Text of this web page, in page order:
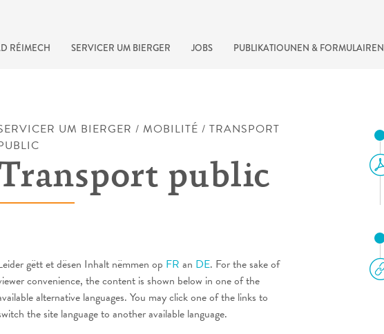
RÉIMECH SERVICER UM BIERGER JOBS PUBLIKATIOUNEN & FORMULAIREN
UM BIERGER / MOBILITÉ / TRANSPORT
public
gëtt et dësen Inhalt nëmmen op FR an DE. For the sake of
convenience, the content is shown below in one of the
alternative languages. You may click one of the links to
the site language to another available language.
recherche rapide